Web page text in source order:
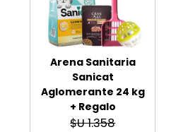
Arena Sanitaria
Sanicat
Aglomerante 24 kg
+ Regalo
$U 1.358